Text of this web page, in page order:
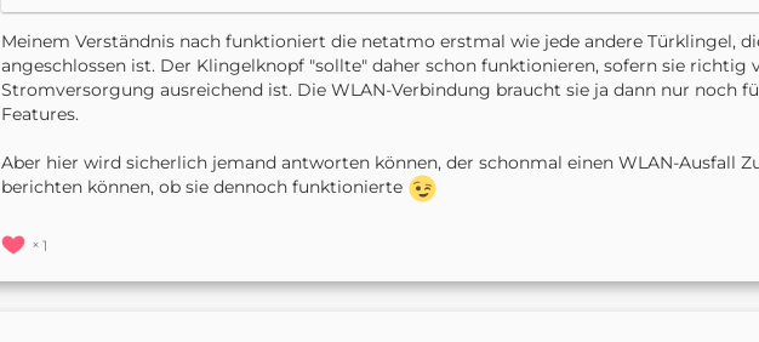
Meinem Verständnis nach funktioniert die netatmo erstmal wie jede andere Türklingel,
angeschlossen ist. Der Klingelknopf "sollte" daher schon funktionieren, sofern sie richtig
Stromversorgung ausreichend ist. Die WLAN-Verbindung braucht sie ja dann nur noch
Features.
Aber hier wird sicherlich jemand antworten können, der schonmal einen WLAN-Ausfall
berichten können, ob sie dennoch funktionierte
1